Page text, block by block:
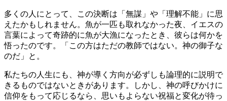
多くの人にとって、この決断は「無謀」や「理解不能」に思
えたかもしれません。魚が一匹も取れなかった夜、イエスの
言葉によって奇跡的に魚が大漁になったとき、彼らは何かを
悟ったのです。「この方はただの教師ではない。神の御子な
のだ」と。
私たちの人生にも、神が導く方向が必ずしも論理的に説明で
きるものではないときがあります。しかし、神の呼びかけに
信仰をもって応じるなら、思いもよらない祝福と変化が待っ